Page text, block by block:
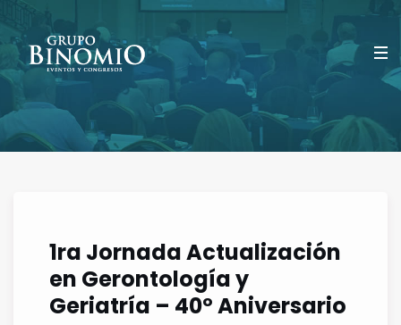
1ra Jornada Actualización
en Gerontología y
Geriatría – 40º Aniversario